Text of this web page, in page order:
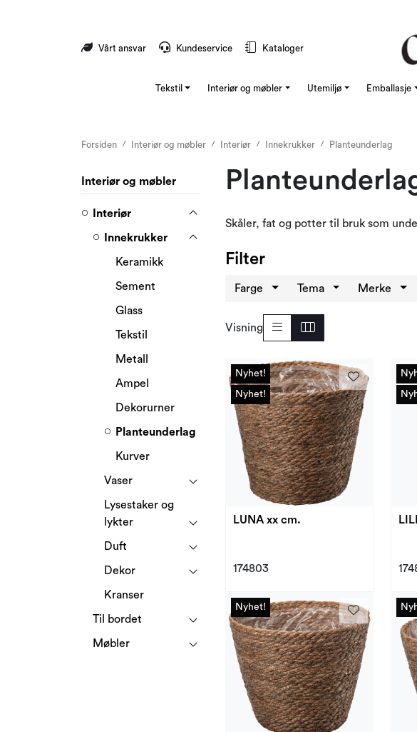
Vårt ansvar Kundeservice Kataloger
Tekstil Interiør og møbler Utemiljø Emballasje
Forsiden Interiør og møbler Interiør Innekrukker Planteunderlag
Interiør og møbler
Interiør
Innekrukker
Keramikk
Sement
Glass
Tekstil
Metall
Ampel
Dekorurner
Planteunderlag
Kurver
Vaser
Lysestaker og
lykter
Duft
Dekor
Kranser
Til bordet
Møbler
Skåler, fat og potter til bruk som
Filter
Farge Tema Merke
Visning
Nyhet!
Nyhet!
Nyhet!
Nyhet!
LUNA xx cm.
174803
Nyhet!
Nyhet!